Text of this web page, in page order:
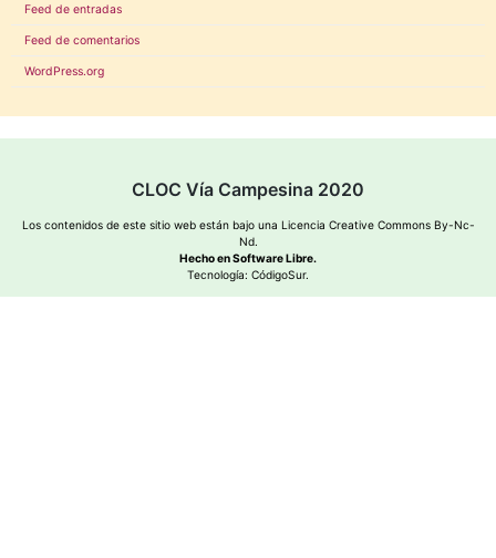
Feed de entradas
Feed de comentarios
WordPress.org
CLOC Vía Campesina 2020
Los contenidos de este sitio web están bajo una Licencia Creative Commons By-Nc-
Nd.
Hecho en Software Libre.
Tecnología: CódigoSur.